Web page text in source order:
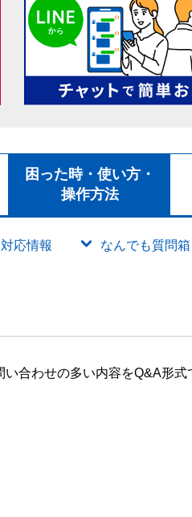
困った時・使い方・
操作方法
応情報 なんでも質問箱
合わせの多い内容をQ&A形式